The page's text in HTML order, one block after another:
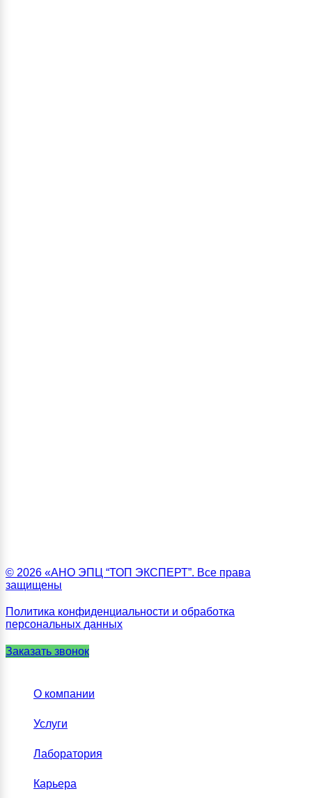
© 2026 «АНО ЭПЦ “ТОП ЭКСПЕРТ”. Все права
защищены
Политика конфиденциальности и обработка
персональных данных
Заказать звонок
О компании
Услуги
Лаборатория
Карьера